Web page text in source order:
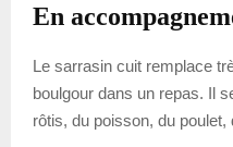
En
Le sarrasin cuit remplace
boulgour dans un repas. Il
rôtis, du poisson, du